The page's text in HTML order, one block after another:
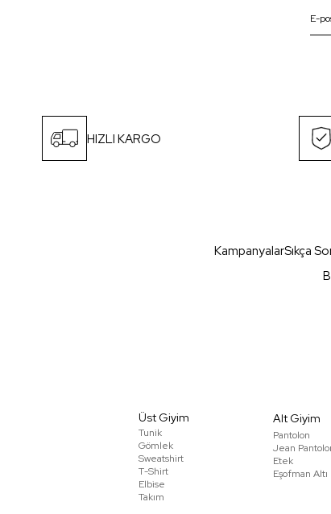
HIZLI KARGO
KampanyalarSıkça
Üst Giyim
Tunik
Gömlek
Sweatshirt
T-Shirt
Elbise
Takım
Alt Giyim
Pantolon
Jean
Etek
Eşofman Altı